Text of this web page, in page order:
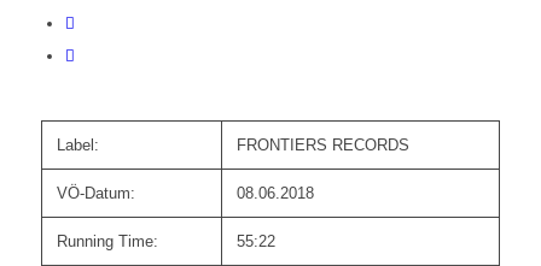
Label: FRONTIERS RECORDS
VÖ-Datum: 08.06.2018
Running Time: 55:22